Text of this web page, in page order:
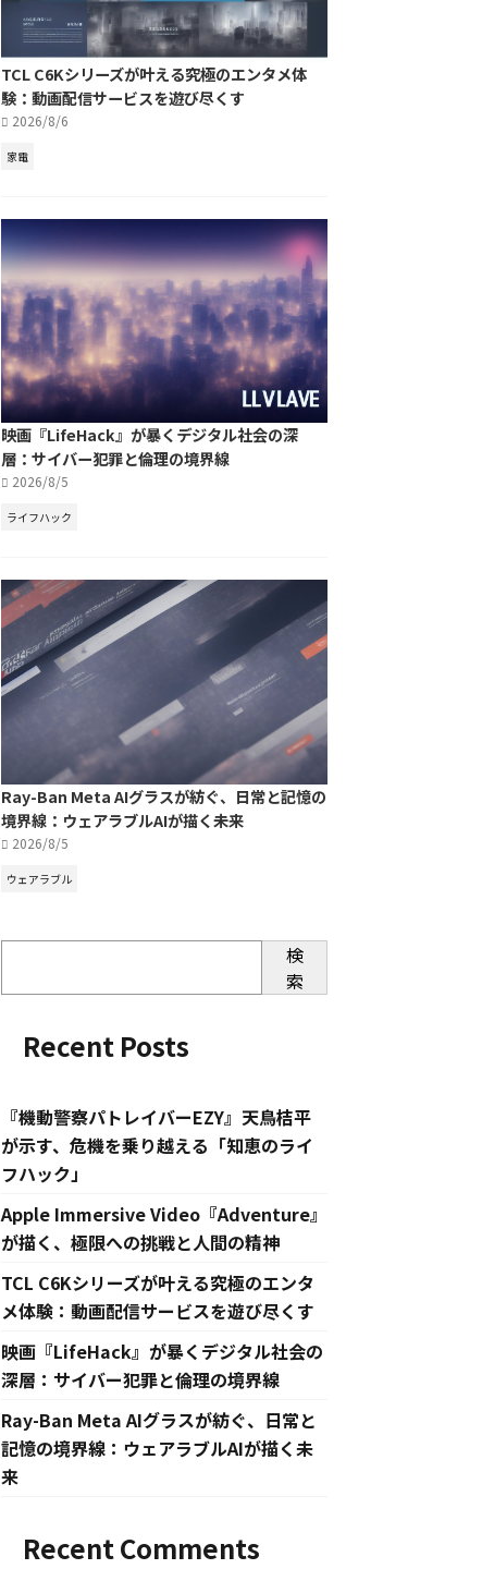
TCL C6Kシリーズが叶える究極のエンタメ体
験：動画配信サービスを遊び尽くす
2026/8/6
家電
映画『LifeHack』が暴くデジタル社会の深
層：サイバー犯罪と倫理の境界線
2026/8/5
ライフハック
Ray-Ban Meta AIグラスが紡ぐ、日常と記憶の
境界線：ウェアラブルAIが描く未来
2026/8/5
ウェアラブル
検
索
Recent Posts
『機動警察パトレイバーEZY』天鳥桔平
が示す、危機を乗り越える「知恵のライ
フハック」
Apple Immersive Video『Adventure』
が描く、極限への挑戦と人間の精神
TCL C6Kシリーズが叶える究極のエンタ
メ体験：動画配信サービスを遊び尽くす
映画『LifeHack』が暴くデジタル社会の
深層：サイバー犯罪と倫理の境界線
Ray-Ban Meta AIグラスが紡ぐ、日常と
記憶の境界線：ウェアラブルAIが描く未
来
Recent Comments